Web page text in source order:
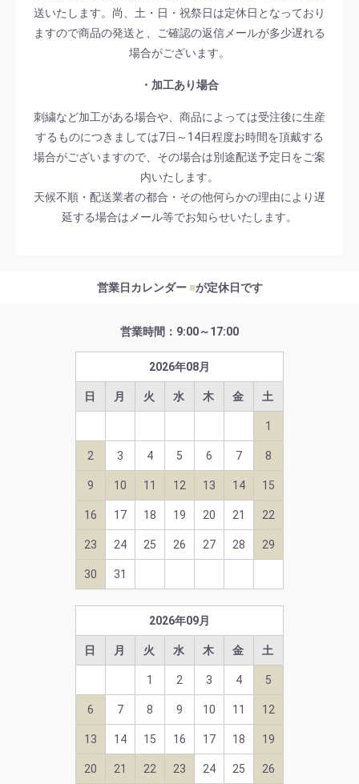
送いたします。尚、土・日・祝祭日は定休日となっており
ますので商品の発送と、ご確認の返信メールが多少遅れる
場合がございます。
・加工あり場合
刺繍など加工がある場合や、商品によっては受注後に生産
するものにつきましては7日～14日程度お時間を頂戴する
場合がございますので、その場合は別途配送予定日をご案
内いたします。
天候不順・配送業者の都合・その他何らかの理由により遅
延する場合はメール等でお知らせいたします。
営業日カレンダー ■が定休日です
営業時間：9:00～17:00
2026年08月
日 月 火 水 木 金 土
1
2 3 4 5 6 7 8
9 10 11 12 13 14 15
16 17 18 19 20 21 22
23 24 25 26 27 28 29
30 31
2026年09月
日 月 火 水 木 金 土
1 2 3 4 5
6 7 8 9 10 11 12
13 14 15 16 17 18 19
20 21 22 23 24 25 26